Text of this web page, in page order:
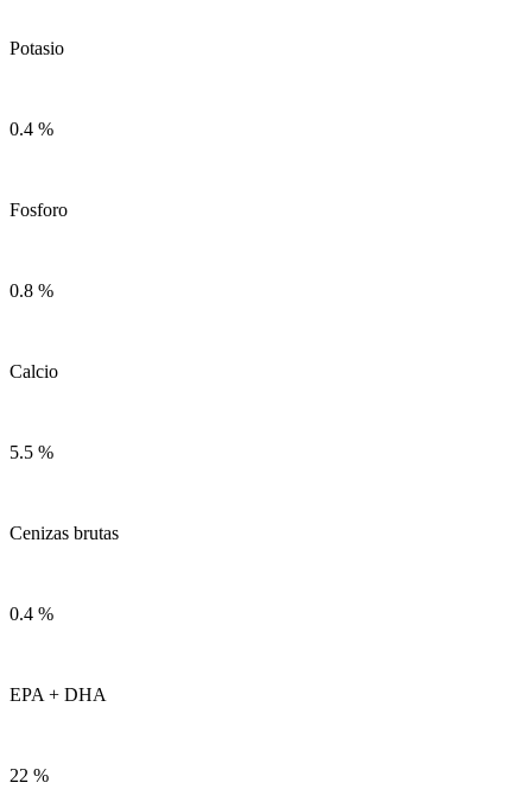
Potasio
0.4 %
Fosforo
0.8 %
Calcio
5.5 %
Cenizas brutas
0.4 %
EPA + DHA
22 %